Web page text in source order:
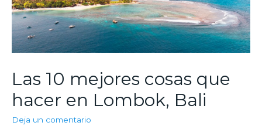
Las 10 mejores cosas que
hacer en Lombok, Bali
Deja un comentario